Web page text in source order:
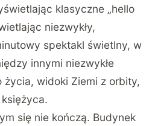
klasyczne „hello
niezwykły,
spektakl świetlny, w
innymi niezwykłe
życia, widoki Ziemi z orbity,
się nie kończą. Budynek